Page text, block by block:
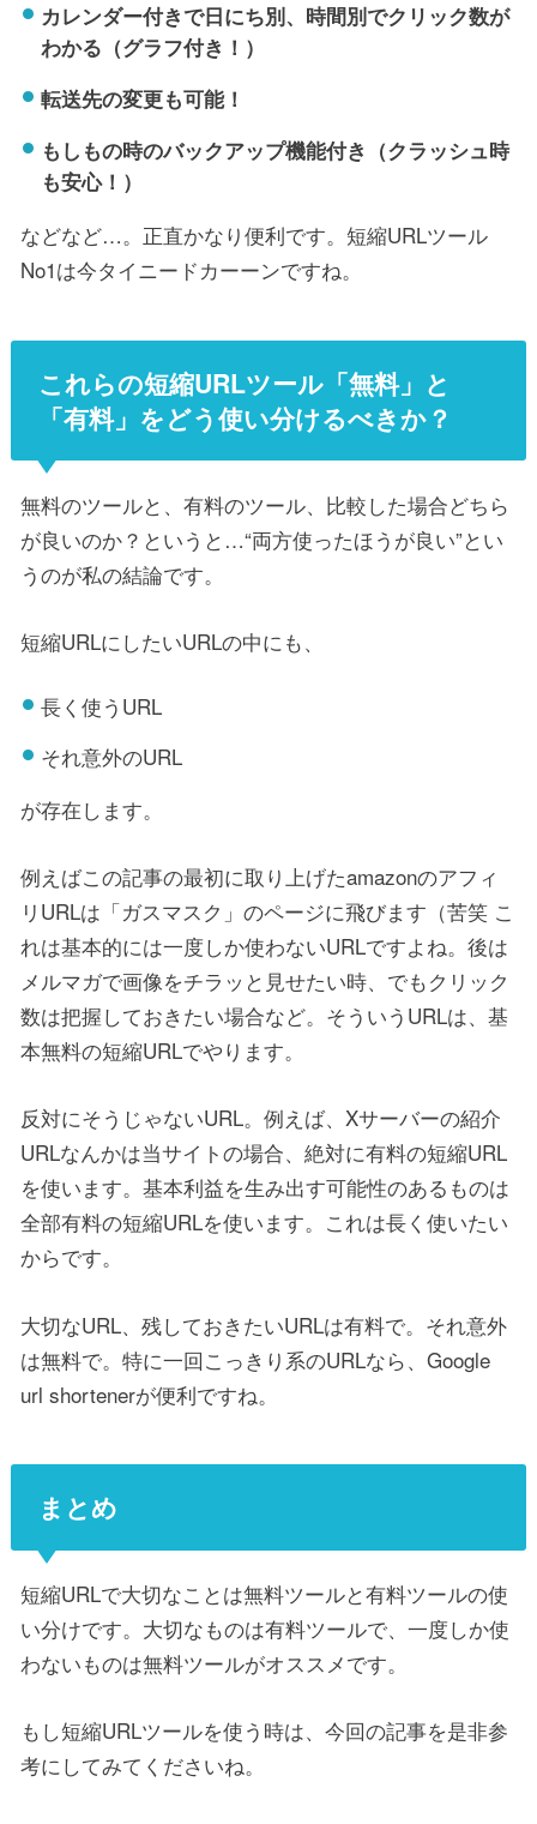
カレンダー付きで日にち別、時間別でクリック数が
わかる（グラフ付き！）
転送先の変更も可能！
もしもの時のバックアップ機能付き（クラッシュ時
も安心！）
などなど…。正直かなり便利です。短縮URLツール
No1は今タイニードカーーンですね。
これらの短縮URLツール「無料」と
「有料」をどう使い分けるべきか？
無料のツールと、有料のツール、比較した場合どちら
が良いのか？というと…“両方使ったほうが良い”とい
うのが私の結論です。
短縮URLにしたいURLの中にも、
長く使うURL
それ意外のURL
が存在します。
例えばこの記事の最初に取り上げたamazonのアフィ
リURLは「ガスマスク」のページに飛びます（苦笑 こ
れは基本的には一度しか使わないURLですよね。後は
メルマガで画像をチラッと見せたい時、でもクリック
数は把握しておきたい場合など。そういうURLは、基
本無料の短縮URLでやります。
反対にそうじゃないURL。例えば、Xサーバーの紹介
URLなんかは当サイトの場合、絶対に有料の短縮URL
を使います。基本利益を生み出す可能性のあるものは
全部有料の短縮URLを使います。これは長く使いたい
からです。
大切なURL、残しておきたいURLは有料で。それ意外
は無料で。特に一回こっきり系のURLなら、Google
url shortenerが便利ですね。
まとめ
短縮URLで大切なことは無料ツールと有料ツールの使
い分けです。大切なものは有料ツールで、一度しか使
わないものは無料ツールがオススメです。
もし短縮URLツールを使う時は、今回の記事を是非参
考にしてみてくださいね。